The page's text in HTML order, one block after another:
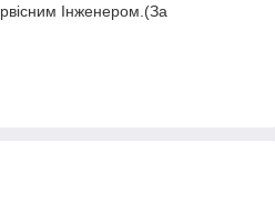
Інженером.(За